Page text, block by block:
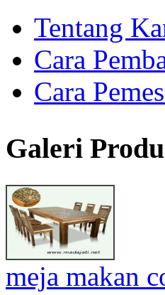
Tentang
Cara
Cara
Galeri
meja makan